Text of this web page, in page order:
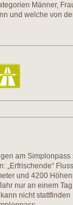
Männer,
und welche von
am Simplonpass
„Erfrischende“
und 4200
nur an einem Tag
nicht stattfinden